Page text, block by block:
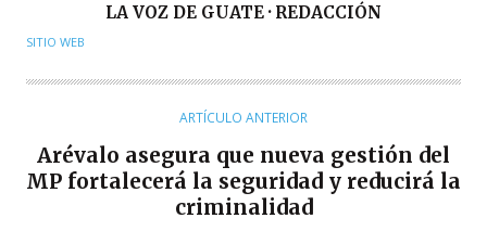
U
O
LA VOZ DE GUATE · REDACCIÓN
SITIO WEB
ARTÍCULO ANTERIOR
Arévalo asegura que nueva gestión del
MP fortalecerá la seguridad y reducirá la
criminalidad